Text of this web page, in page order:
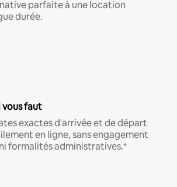
parfaite à une location
durée.
faut
exactes d'arrivée et de départ
en ligne, sans engagement
formalités administratives.*